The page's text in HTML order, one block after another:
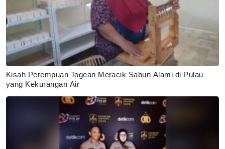
Kisah Perempuan Togean Meracik Sabun Alami di Pulau
yang Kekurangan Air